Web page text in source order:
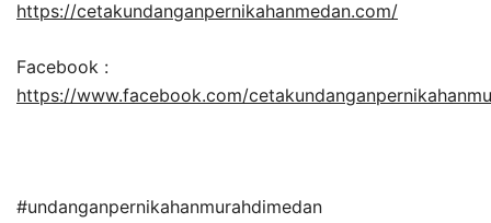
https://cetakundanganpernikahanmedan.com/
Facebook :
https://www.facebook.com/
#undanganpernikahanmurahdimedan